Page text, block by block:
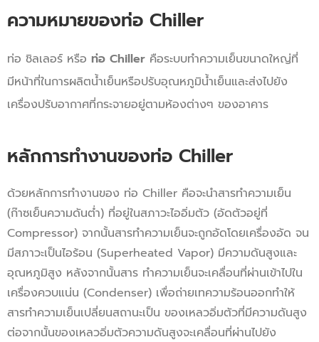
ความหมายของท่อ Chiller
ท่อ ชิลเลอร์ หรือ ท่อ Chiller คือระบบทำความเย็นขนาดใหญ่ที่
มีหน้าที่ในการผลิตน้ำเย็นหรือปรับอุณหภูมิน้ำเย็นและส่งไปยัง
เครื่องปรับอากาศที่กระจายอยู่ตามห้องต่างๆ ของอาคาร
หลักการทำงานของท่อ Chiller
ด้วยหลักการทำงานของ ท่อ Chiller คือจะนำสารทำความเย็น
(ก๊าซเย็นความดันต่ำ) ที่อยู่ในสภาวะไออิ่มตัว (อัดตัวอยู่ที่
Compressor) จากนั้นสารทำความเย็นจะถูกอัดโดยเครื่องอัด จน
มีสภาวะเป็นไอร้อน (Superheated Vapor) มีความดันสูงและ
อุณหภูมิสูง หลังจากนั้นสาร ทำความเย็นจะเคลื่อนที่ผ่านเข้าไปใน
เครื่องควบแน่น (Condenser) เพื่อถ่ายเทความร้อนออกทำให้
สารทำความเย็นเปลี่ยนสถานะเป็น ของเหลวอิ่มตัวที่มีความดันสูง
ต่อจากนั้นของเหลวอิ่มตัวความดันสูงจะเคลื่อนที่ผ่านไปยัง